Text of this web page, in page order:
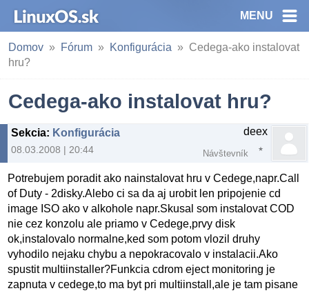
MENU
Domov Fórum Konfigurácia
Cedega-ako instalovat
hru?
Cedega-ako instalovat hru?
Sekcia: Konfigurácia
08.03.2008 | 20:44
deex
Návštevník
Potrebujem poradit ako nainstalovat hru v Cedege,napr.Call
of Duty - 2disky.Alebo ci sa da aj urobit len pripojenie cd
image ISO ako v alkohole napr.Skusal som instalovat COD
nie cez konzolu ale priamo v Cedege,prvy disk
ok,instalovalo normalne,ked som potom vlozil druhy
vyhodilo nejaku chybu a nepokracovalo v instalacii.Ako
spustit multiinstaller?Funkcia cdrom eject monitoring je
zapnuta v cedege,to ma byt pri multiinstall,ale je tam pisane